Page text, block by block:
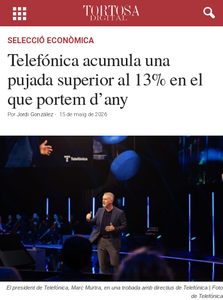
SELECCIÓ ECONÒMICA
Telefónica acumula una
pujada superior al 13% en el
que portem d’any
Por Jordi González - 15 de maig de 2026
El president de Telefónica, Marc Murtra, en una trobada amb directius de Telefónica | Foto
de Telefónica